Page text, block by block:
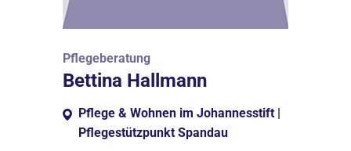
Pflegeberatung
Bettina Hallmann
Pflege & Wohnen im Johannesstift |
Pflegestützpunkt Spandau